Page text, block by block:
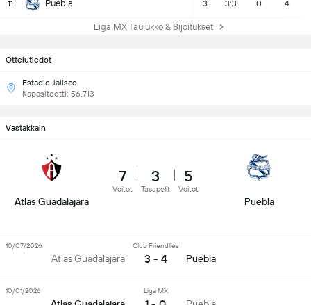
11 Puebla 3 3:3 0 4
Liga MX Taulukko & Sijoitukset
Ottelutiedot
Estadio Jalisco
Kapasiteetti: 56,713
Vastakkain
Atlas Guadalajara
7
Voitot
3
Tasapelit
5
Voitot
Puebla
Atlas Guadalajara
Club Friendlies
3 - 4 Puebla
10/07/2026
Liga MX
10/01/2026